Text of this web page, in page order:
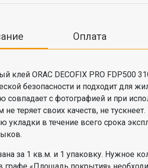
Оплата
клей ORAC DECOFIX PRO FDP500
безопасности и подходит для
совпадает с фотографией и при
теряет своих качеств, не
укладки в течение всего срока
за 1 кв.м. и 1 упаковку. Нужное